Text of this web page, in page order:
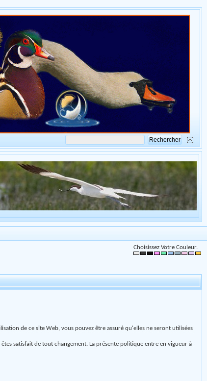
Choisissez Votre Couleur.
de ce site Web, vous pouvez être assuré qu'elles ne seront utilisées
satisfait de tout changement. La présente politique entre en vigueur à